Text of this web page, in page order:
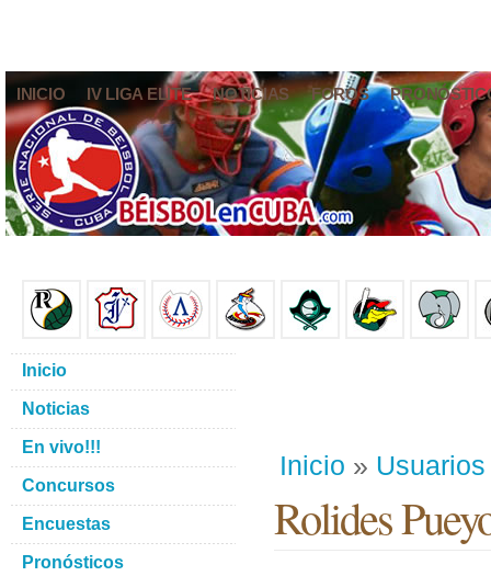
INICIO IV LIGA ELITE NOTICIAS FOROS
Inicio » Usuarios
Rolides
Inicio
Noticias
En vivo!!!
Concursos
Encuestas
Pronósticos